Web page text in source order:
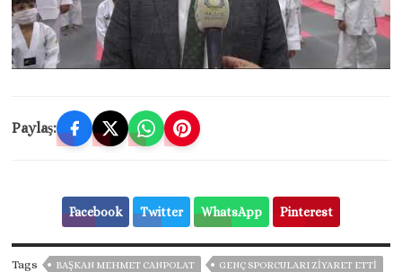
Paylaş:
Facebook Twitter WhatsApp Pinterest
Tags BAŞKAN MEHMET CANPOLAT
GENÇ SPORCULARI ZİYARET ETTİ